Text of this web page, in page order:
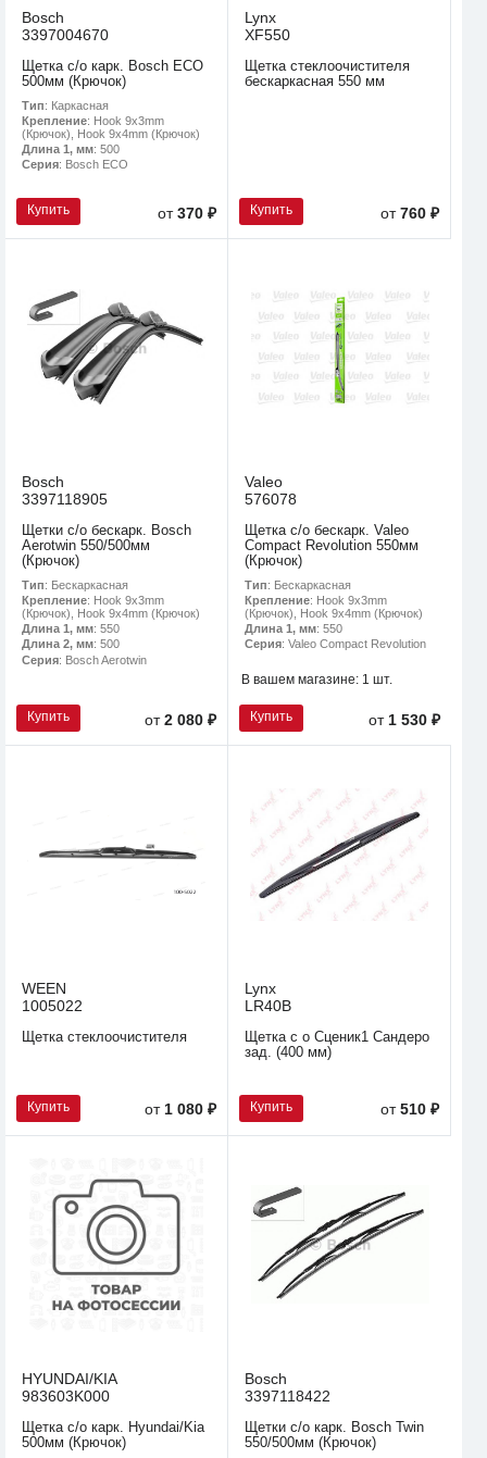
Bosch
3397004670
Щетка с/о карк. Bosch ECO
500мм (Крючок)
Тип: Каркасная
Крепление: Hook 9x3mm
(Крючок), Hook 9x4mm (Крючок)
Длина 1, мм: 500
Серия: Bosch ECO
Купить от370 ₽
Lynx
XF550
Щетка стеклоочистителя
бескаркасная 550 мм
Купить от760 ₽
Bosch
3397118905
Щетки с/о бескарк. Bosch
Aerotwin 550/500мм
(Крючок)
Тип: Бескаркасная
Крепление: Hook 9x3mm
(Крючок), Hook 9x4mm (Крючок)
Длина 1, мм: 550
Длина 2, мм: 500
Серия: Bosch Aerotwin
Купить от2 080 ₽
Valeo
576078
Щетка с/о бескарк. Valeo
Compact Revolution 550мм
(Крючок)
Тип: Бескаркасная
Крепление: Hook 9x3mm
(Крючок), Hook 9x4mm (Крючок)
Длина 1, мм: 550
Серия: Valeo Compact Revolution
В вашем магазине: 1 шт.
Купить от 1 530 ₽
WEEN
1005022
Щетка стеклоочистителя
Купить от1 080 ₽
Lynx
LR40B
Щетка с о Сценик1 Сандеро
зад. (400 мм)
Купить от510 ₽
HYUNDAI/KIA
983603K000
Щетка с/о карк. Hyundai/Kia
500мм (Крючок)
Bosch
3397118422
Щетки с/о карк. Bosch Twin
550/500мм (Крючок)